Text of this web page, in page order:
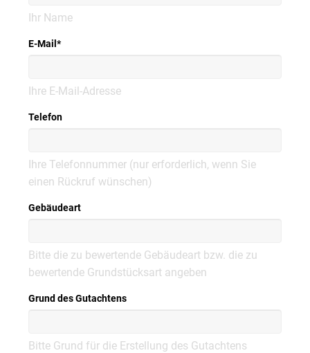
Ihr Name
E-Mail *
Ihre E-Mail-Adresse
Telefon
Ihre Telefonnummer (nur erforderlich, wenn Sie
einen Rückruf wünschen)
Gebäudeart
Bitte die zu bewertende Gebäudeart bzw. die zu
bewertende Grundstücksart angeben
Grund des Gutachtens
Bitte Grund für die Erstellung des Gutachtens